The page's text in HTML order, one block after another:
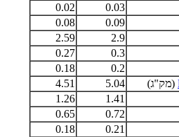
0.03
0.02
0.09
0.08
2.9
2.59
0.3
0.27
0.2
0.18
(מק"ג) 5.04
4.51
1.41
1.26
0.72
0.65
0.21
0.18